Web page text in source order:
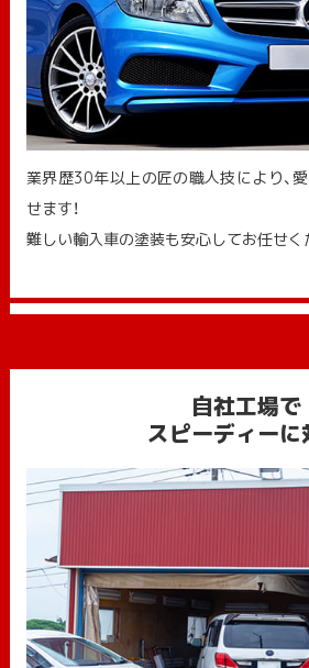
業界歴30年以上の匠の職人技により、
せます！
難しい輸入車の塗装も安心してお任せく
自社工場で
スピーディーに